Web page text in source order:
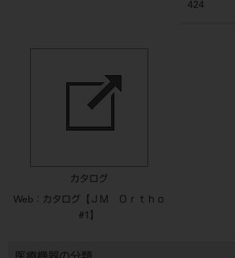
424
カタログ
Web：カタログ【ＪＭ Ｏｒｔｈｏ
#1】